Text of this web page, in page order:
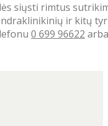
siųsti rimtus
ir kitų
0 699 96622